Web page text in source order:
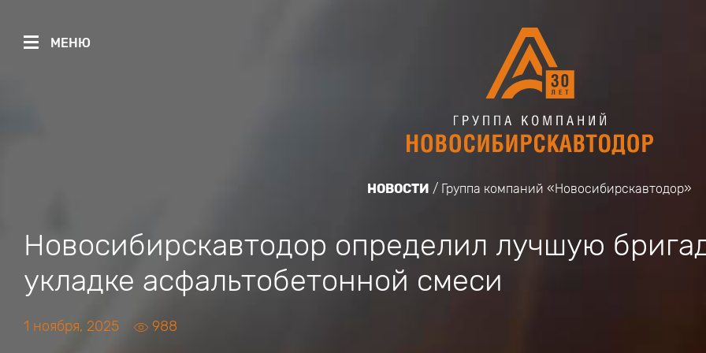
МЕНЮ
НОВОСТИ Группа компаний «Новосибирскавтодор»
Новосибирскавтодор определил лучшую
укладке асфальтобетонной смеси
1 ноября, 2025 988